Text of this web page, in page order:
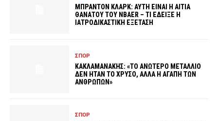
ΜΠΡΑΝΤΟΝ ΚΛΑΡΚ: ΑΥΤΗ ΕΙΝΑΙ Η ΑΙΤΙΑ
ΘΑΝΑΤΟΥ ΤΟΥ NBAER – ΤΙ ΕΔΕΙΞΕ Η
ΙΑΤΡΟΔΙΚΑΣΤΙΚΗ ΕΞΕΤΑΣΗ
ΣΠΟΡ
ΚΑΚΛΑΜΑΝΑΚΗΣ: «ΤΟ ΑΝΩΤΕΡΟ ΜΕΤΑΛΛΙΟ
ΔΕΝ ΗΤΑΝ ΤΟ ΧΡΥΣΟ, ΑΛΛΑ Η ΑΓΑΠΗ ΤΩΝ
ΑΝΘΡΩΠΩΝ»
ΣΠΟΡ